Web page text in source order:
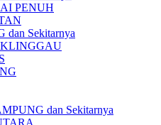
PENUH
Sekitarnya
dan Sekitarnya